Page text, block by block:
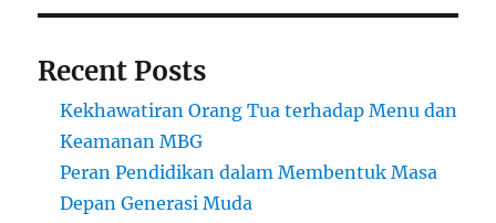
Negeri
Recent Posts
Kekhawatiran Orang Tua terhadap Menu dan
Keamanan MBG
Peran Pendidikan dalam Membentuk Masa
Depan Generasi Muda